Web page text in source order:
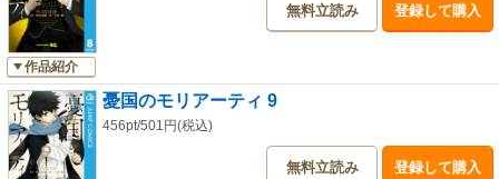
作品紹介
無料立読み 登録して購入
憂国のモリアーティ 9
456pt/501円(税込)
無料立読み 登録して購入